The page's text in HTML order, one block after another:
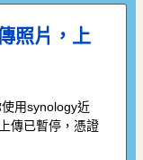
照片，上
用synology近
傳已暫停，憑證